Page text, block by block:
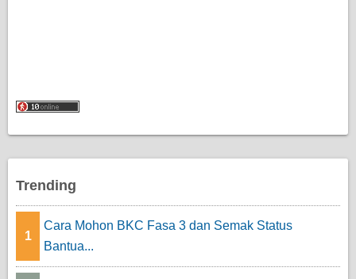
Trending
1
Cara Mohon BKC Fasa 3 dan Semak Status
Bantua...